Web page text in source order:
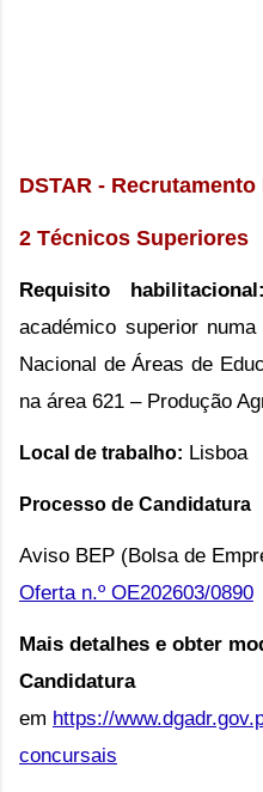
DSTAR -
2 Técnicos Superiores
Requisito
académico superior
Nacional de Áreas de
na área 621 – Produção
Local de trabalho: Lisboa
Processo de Candidatura
Aviso BEP (Bolsa de
Oferta n.º OE202603/0890
Mais detalhes e obter
Candidatura
em https://
concursais